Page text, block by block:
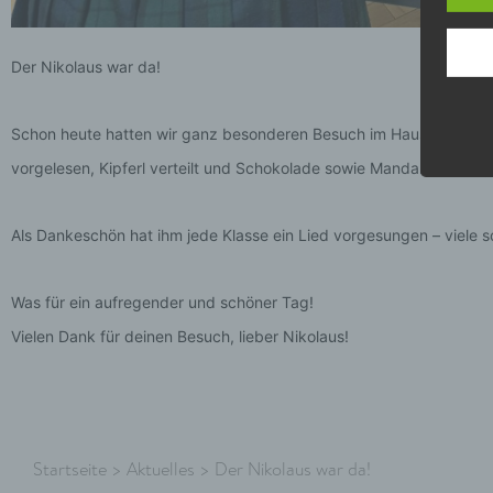
Der Nikolaus war da!
Schon heute hatten wir ganz besonderen Besuch im Haus: Der
vorgelesen, Kipferl verteilt und Schokolade sowie Mandarinen
Als Dankeschön hat ihm jede Klasse ein Lied vorgesungen – viele
Was für ein aufregender und schöner Tag!
Vielen Dank für deinen Besuch, lieber Nikolaus!
Startseite > Aktuelles > Der Nikolaus war da!
1.2.
4
1.3.